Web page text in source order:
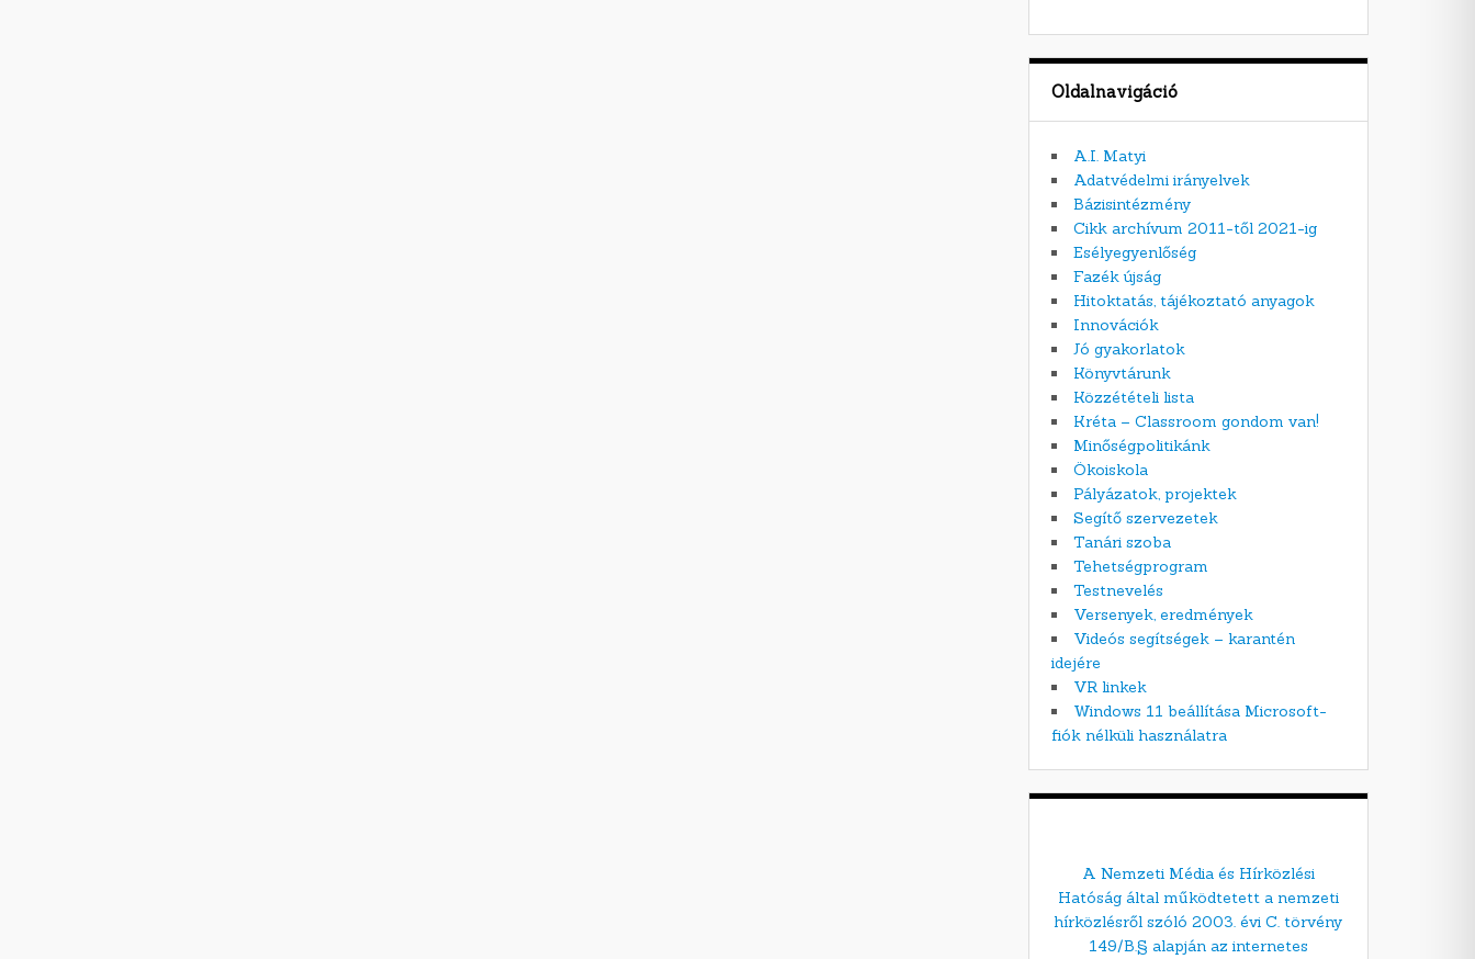
Oldalnavigáció
A.I. Matyi
Adatvédelmi irányelvek
Bázisintézmény
Cikk archívum 2011-től 2021-ig
Esélyegyenlőség
Fazék újság
Hitoktatás, tájékoztató anyagok
Innovációk
Jó gyakorlatok
Könyvtárunk
Közzétételi lista
Kréta – Classroom gondom van!
Minőségpolitikánk
Ökoiskola
Pályázatok, projektek
Segítő szervezetek
Tanári szoba
Tehetségprogram
Testnevelés
Versenyek, eredmények
Videós segítségek – karantén
idejére
VR linkek
Windows 11 beállítása Microsoft-
fiók nélküli használatra
A Nemzeti Média és Hírközlési
Hatóság által működtetett a nemzeti
hírközlésről szóló 2003. évi C. törvény
149/B.§ alapján az internetes